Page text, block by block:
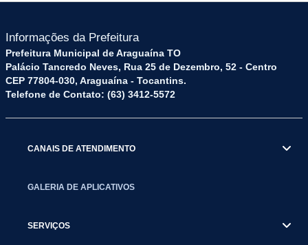
Informações da Prefeitura
Prefeitura Municipal de Araguaína TO
Palácio Tancredo Neves, Rua 25 de Dezembro, 52 - Centro
CEP 77804-030, Araguaína - Tocantins.
Telefone de Contato: (63) 3412-5572
CANAIS DE ATENDIMENTO
GALERIA DE APLICATIVOS
SERVIÇOS